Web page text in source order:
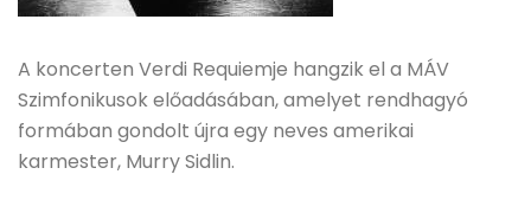
A koncerten Verdi Requiemje hangzik el a MÁV
Szimfonikusok előadásában, amelyet rendhagyó
formában gondolt újra egy neves amerikai
karmester, Murry Sidlin.